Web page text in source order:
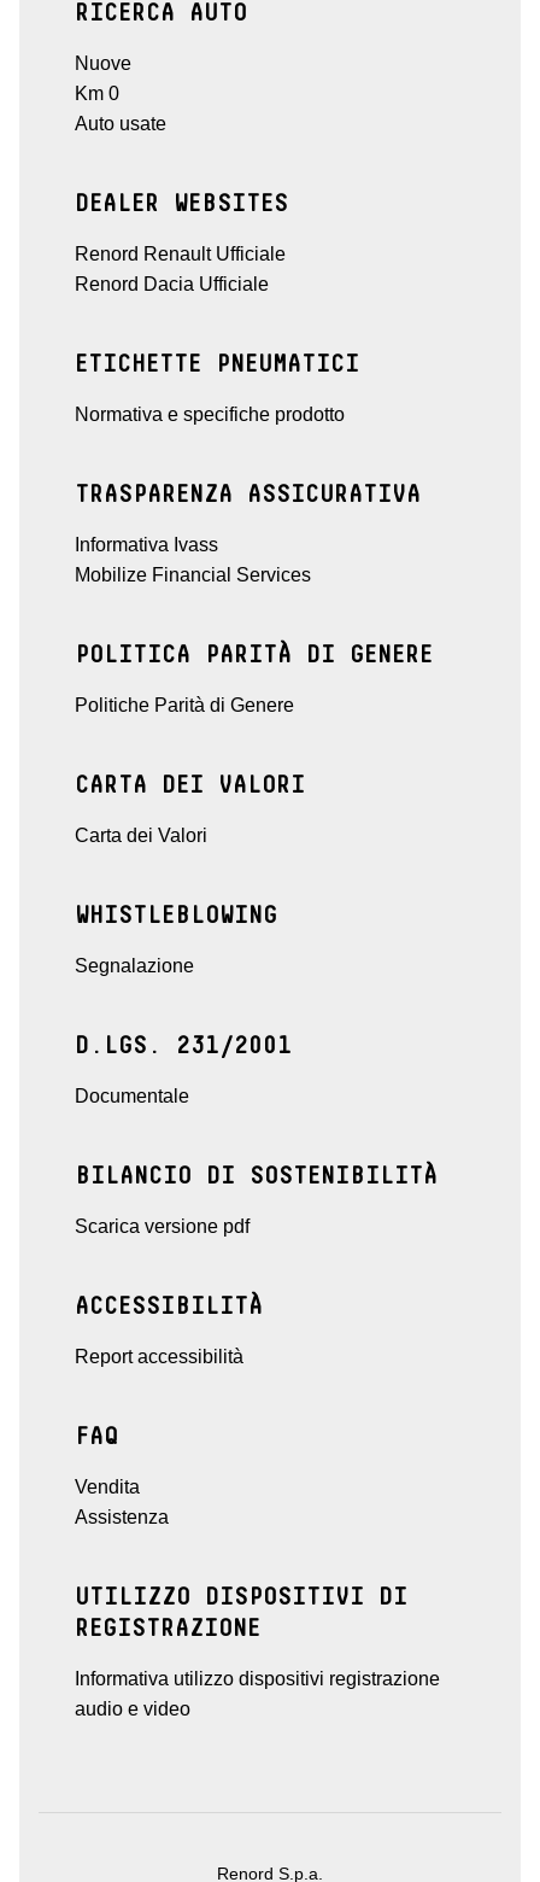
RICERCA AUTO
Nuove
Km 0
Auto usate
DEALER WEBSITES
Renord Renault Ufficiale
Renord Dacia Ufficiale
ETICHETTE PNEUMATICI
Normativa e specifiche prodotto
TRASPARENZA ASSICURATIVA
Informativa Ivass
Mobilize Financial Services
POLITICA PARITÀ DI GENERE
Politiche Parità di Genere
CARTA DEI VALORI
Carta dei Valori
WHISTLEBLOWING
Segnalazione
D.LGS. 231/2001
Documentale
BILANCIO DI SOSTENIBILITÀ
Scarica versione pdf
ACCESSIBILITÀ
Report accessibilità
FAQ
Vendita
Assistenza
UTILIZZO DISPOSITIVI DI
REGISTRAZIONE
Informativa utilizzo dispositivi registrazione
audio e video
Renord S.p.a.